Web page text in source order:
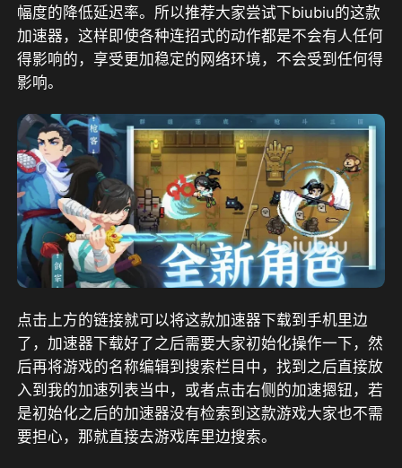
幅度的降低延迟率。所以推荐大家尝试下biubiu的这款
加速器，这样即使各种连招式的动作都是不会有人任何
得影响的，享受更加稳定的网络环境，不会受到任何得
影响。
点击上方的链接就可以将这款加速器下载到手机里边
了，加速器下载好了之后需要大家初始化操作一下，然
后再将游戏的名称编辑到搜索栏目中，找到之后直接放
入到我的加速列表当中，或者点击右侧的加速摁钮，若
是初始化之后的加速器没有检索到这款游戏大家也不需
要担心，那就直接去游戏库里边搜索。